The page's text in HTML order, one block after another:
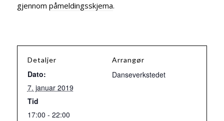
gjennom påmeldingsskjema.
Detaljer
Dato:
7. januar 2019
Tid
17:00 - 22:00
Arrangør
Danseverkstedet